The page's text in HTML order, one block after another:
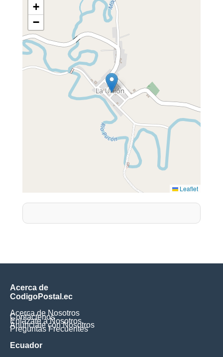
+
−
Leaflet
Acerca de
CodigoPostal.ec
Acerca de Nosotros
Contáctenos
Enlázate a Nosotros
Anúnciate con Nosotros
Preguntas Frecuentes
Ecuador